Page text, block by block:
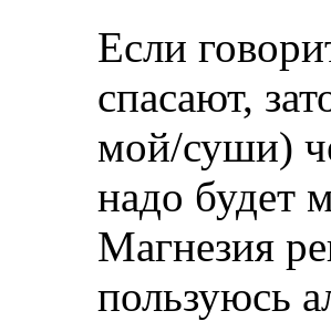
Если
спасают,
мой/суши)
надо будет
Магнезия
пользуюсь